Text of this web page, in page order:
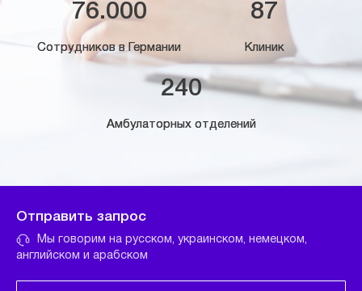
76.000
Сотрудников в Германии
87
Клиник
240
Амбулаторных отделений
Отправить запрос
Мы говорим на русском, украинском, немецком,
английском и арабском